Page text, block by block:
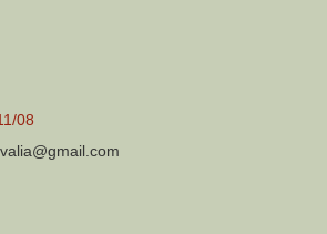
08